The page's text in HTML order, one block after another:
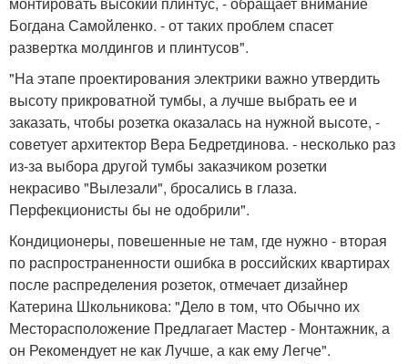
Богдана Самойленко. - от таких проблем спасет
развертка молдингов и плинтусов".
"На этапе проектирования электрики важно утвердить
высоту прикроватной тумбы, а лучше выбрать ее и
заказать, чтобы розетка оказалась на нужной высоте, -
советует архитектор Вера Бедретдинова. - несколько раз
из-за выбора другой тумбы заказчиком розетки
некрасиво "Вылезали", бросались в глаза.
Перфекционисты бы не одобрили".
Кондиционеры, повешенные не там, где нужно - вторая
по распространенности ошибка в российских квартирах
после распределения розеток, отмечает дизайнер
Катерина Школьникова: "Дело в том, что Обычно их
Месторасположение Предлагает Мастер - Монтажник, а
он Рекомендует не как Лучше, а как ему Легче".